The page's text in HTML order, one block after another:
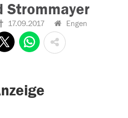
Strommayer
17.09.2017 Engen